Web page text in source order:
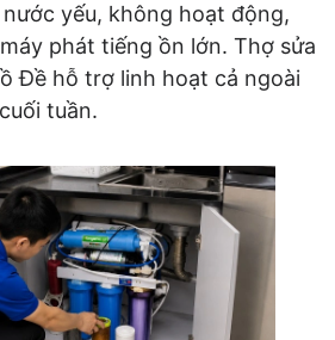
yếu, không hoạt động,
phát tiếng ồn lớn. Thợ sửa
Đề hỗ trợ linh hoạt cả ngoài
tuần.